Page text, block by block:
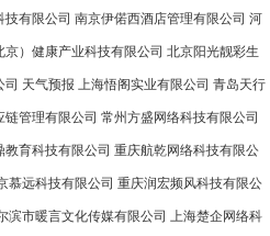
有限公司 南京伊偌西酒店管理有限公司 河
京）健康产业科技有限公司 北京阳光靓彩生
司 天气预报 上海悟阁实业有限公司 青岛天行
链管理有限公司 常州方盛网络科技有限公司
教育科技有限公司 重庆航乾网络科技有限公
慕远科技有限公司 重庆润宏频风科技有限公
滨市暖言文化传媒有限公司 上海楚企网络科